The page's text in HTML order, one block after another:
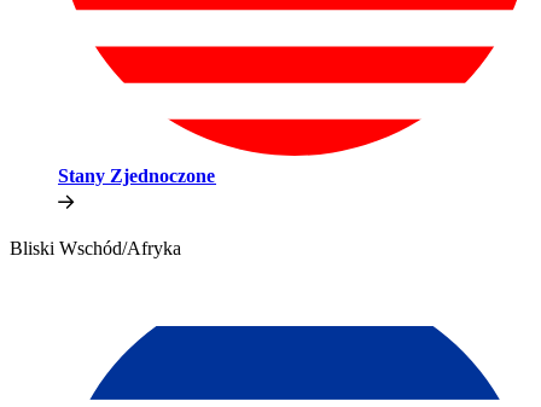
Stany Zjednoczone​​
Bliski Wschód/Afryka​​